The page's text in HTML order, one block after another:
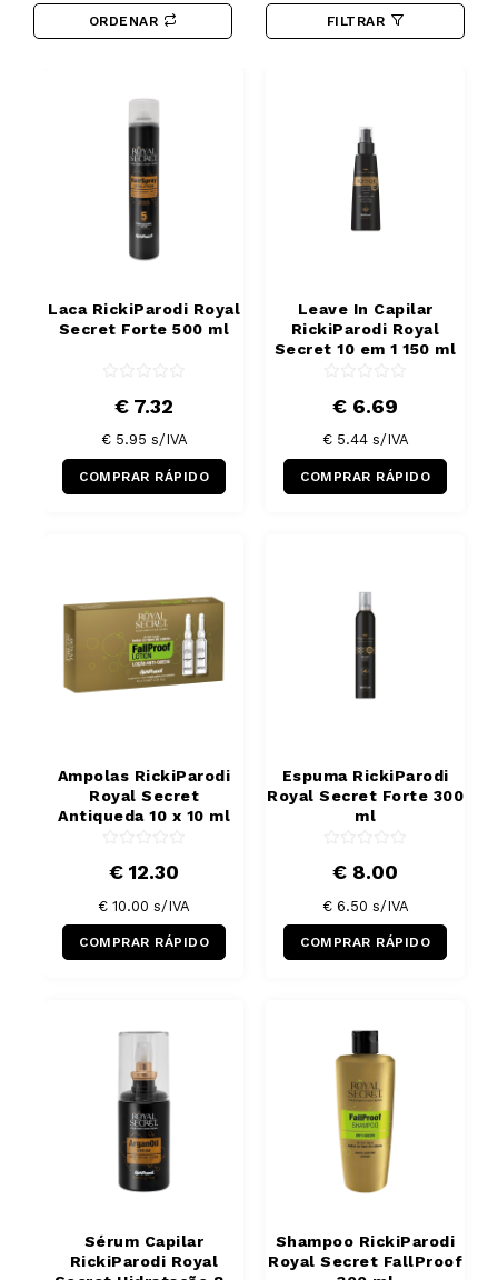
ORDENAR FILTRAR
Laca RickiParodi Royal
Secret Forte 500 ml
€ 7.32
€ 5.95 s/IVA
COMPRAR RÁPIDO
Leave In Capilar
RickiParodi Royal
Secret 10 em 1 150 ml
€ 6.69
€ 5.44s/IVA
COMPRAR RÁPIDO
Ampolas RickiParodi
Royal Secret
Antiqueda 10 x 10 ml
€ 12.30
€ 10.00 s/IVA
COMPRAR RÁPIDO
Espuma RickiParodi
Royal Secret Forte 300
ml
€ 8.00
€ 6.50 s/IVA
COMPRAR RÁPIDO
Sérum Capilar
RickiParodi Royal
Shampoo RickiParodi
Royal Secret FallProof